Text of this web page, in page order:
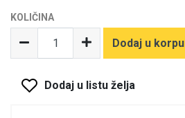
KOLIČINA
Dodaj u korpu
Dodaj u listu želja